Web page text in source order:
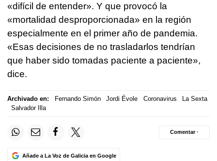
«difícil de entender». Y que provocó la
«mortalidad desproporcionada» en la región
especialmente en el primer año de pandemia.
«Esas decisiones de no trasladarlos tendrían
que haber sido tomadas paciente a paciente»,
dice.
Archivado en: Fernando Simón Jordi Évole Coronavirus
La Sexta
Salvador Illa
Añade a La Voz de Galicia en Google
Comentar ·